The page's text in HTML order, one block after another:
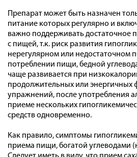
Препарат может быть назначен
питание которых регулярно и
важно поддерживать достаточное
с пищей, т.к. риск развития
нерегулярном или недостаточном
потреблении пищи, бедной
чаще развивается при
продолжительных или энергичных
упражнений, после употребления
приеме нескольких
средств одновременно.
Как правило, симптомы
приема пищи, богатой углеводами